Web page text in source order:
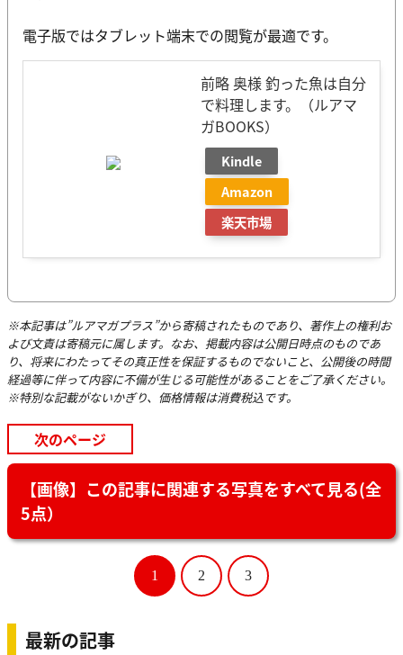
電子版ではタブレット端末での閲覧が最適です。
前略 奥様 釣った魚は自分
で料理します。（ルアマ
ガBOOKS）
Kindle
Amazon
楽天市場
※本記事は”ルアマガプラス”から寄稿されたものであり、著作上の権利お
よび文責は寄稿元に属します。なお、掲載内容は公開日時点のものであ
り、将来にわたってその真正性を保証するものでないこと、公開後の時間
経過等に伴って内容に不備が生じる可能性があることをご了承ください。
※特別な記載がないかぎり、価格情報は消費税込です。
次のページ
【画像】この記事に関連する写真をすべて見る(全
5点）
1 2 3
最新の記事